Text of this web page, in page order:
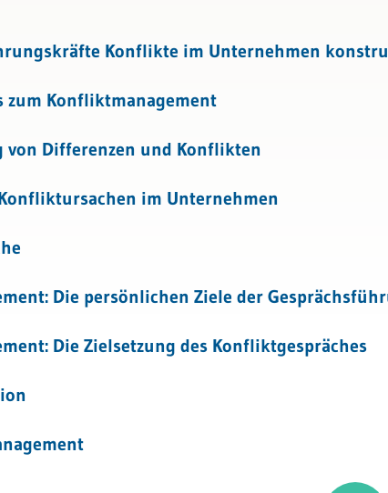
Korrespondenz
Konflikte im Unternehmen
zum Konfliktmanagement
von Differenzen und Konflikten
im Unternehmen
Die persönlichen Ziele der
Die Zielsetzung des Konfliktgespräches